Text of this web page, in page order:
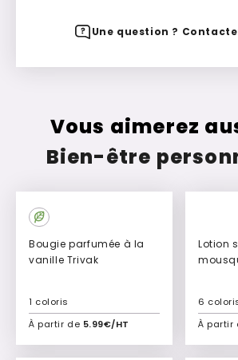
Une question ?
Vous aimerez
Bien-être
Bougie parfumée à la
vanille Trivak
À partir de 5.99€/HT
1 coloris
Ajouter à mon devis
Lotion
À partir
6